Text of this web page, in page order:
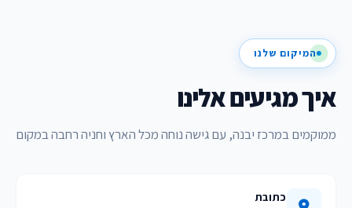
המיקום שלנו
איך מגיעים אלינו
ממוקמים במרכז יבנה, עם גישה נוחה מכל הארץ וחניה רחבה במקום
כתובת